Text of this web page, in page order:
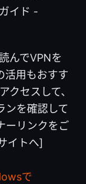
イド -
んでVPNを
活用もおすす
クセスして、
ンを確認して
ーリンクをご
イトへ]
で